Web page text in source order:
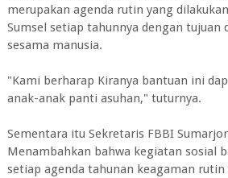
merupakan agenda rutin yang
Sumsel setiap tahunnya dengan tujuan
sesama manusia.
"Kami berharap Kiranya bantuan ini
anak-anak panti asuhan," tuturnya.
Sementara itu Sekretaris FBBI
Menambahkan bahwa kegiatan sosial
setiap agenda tahunan keagaman rutin